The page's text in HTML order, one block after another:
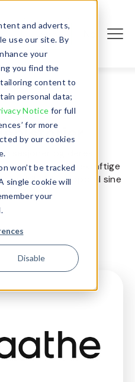
and adverts,
use our site. By
your
you find the
content to
personal data;
Notice for full
for more
by our cookies
won’t be tracked
single cookie will
your
Disable
og deres
inspirere av bærekraftige
bedrift å leve opp til sine